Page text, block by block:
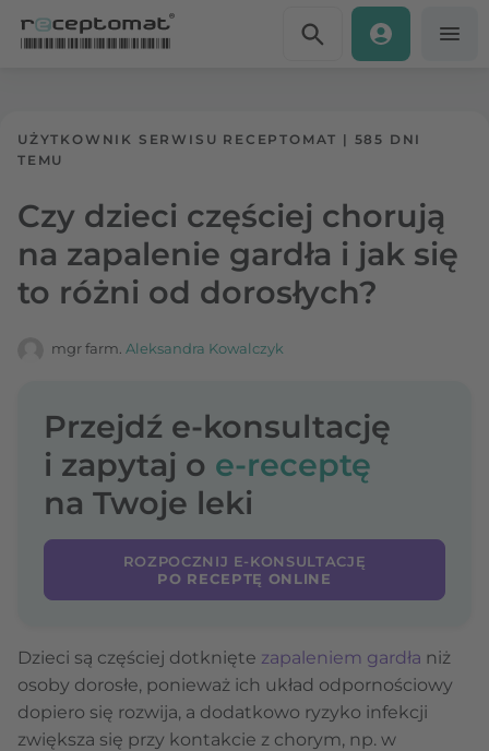
UŻYTKOWNIK SERWISU RECEPTOMAT | 585 DNI
TEMU
Czy dzieci częściej chorują
na zapalenie gardła i jak się
to różni od dorosłych?
mgr farm. Aleksandra Kowalczyk
Przejdź e-konsultację
i zapytaj o e-receptę
na Twoje leki
ROZPOCZNIJ E-KONSULTACJĘ
PO RECEPTĘ ONLINE
Dzieci są częściej dotknięte zapaleniem gardła niż
osoby dorosłe, ponieważ ich układ odpornościowy
dopiero się rozwija, a dodatkowo ryzyko infekcji
zwiększa się przy kontakcie z chorym, np. w